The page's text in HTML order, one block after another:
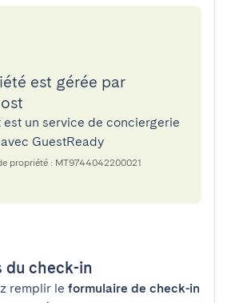
est gérée par
un service de conciergerie
GuestReady
propriété : MT9744042200021
du check-in
remplir le formulaire de check-in